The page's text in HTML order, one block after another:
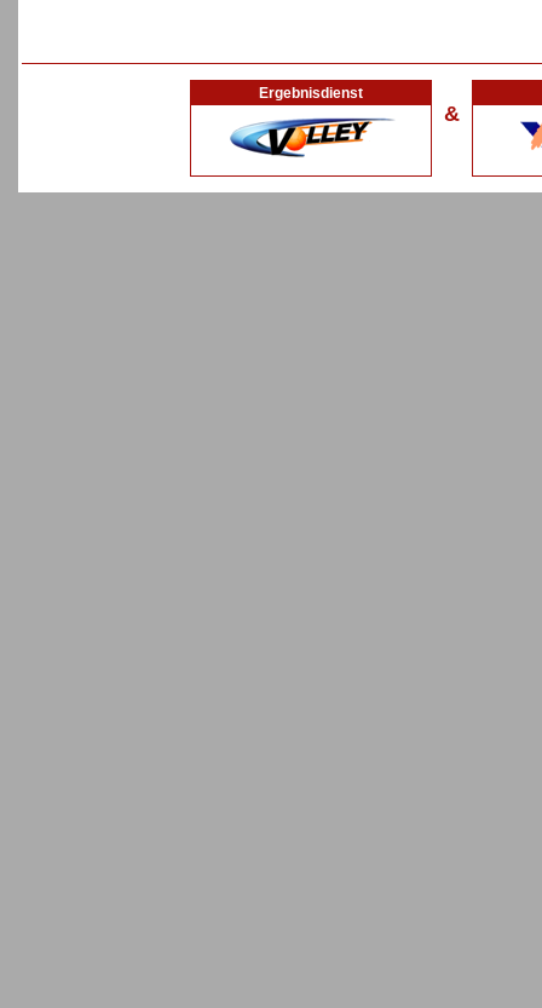
Ergebnisdienst
&